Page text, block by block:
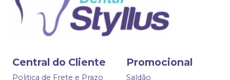
Central do Cliente
Politica de Frete e Prazo
Promocional
Saldão